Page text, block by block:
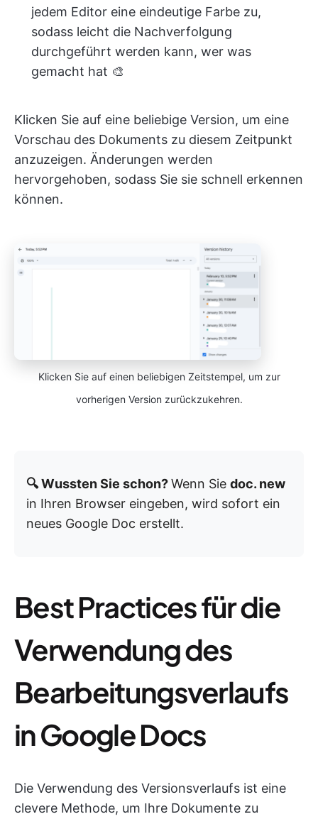
jedem Editor eine eindeutige Farbe zu,
sodass leicht die Nachverfolgung
durchgeführt werden kann, wer was
gemacht hat 🎨
Klicken Sie auf eine beliebige Version, um eine
Vorschau des Dokuments zu diesem Zeitpunkt
anzuzeigen. Änderungen werden
hervorgehoben, sodass Sie sie schnell erkennen
können.
Klicken Sie auf einen beliebigen Zeitstempel, um zur
vorherigen Version zurückzukehren.
🔍 Wussten Sie schon?Wenn Sie doc. new
in Ihren Browser eingeben, wird sofort ein
neues Google Doc erstellt.
Best Practices für die
Verwendung des
Bearbeitungsverlaufs
in Google Docs
Die Verwendung des Versionsverlaufs ist eine
clevere Methode, um Ihre Dokumente zu